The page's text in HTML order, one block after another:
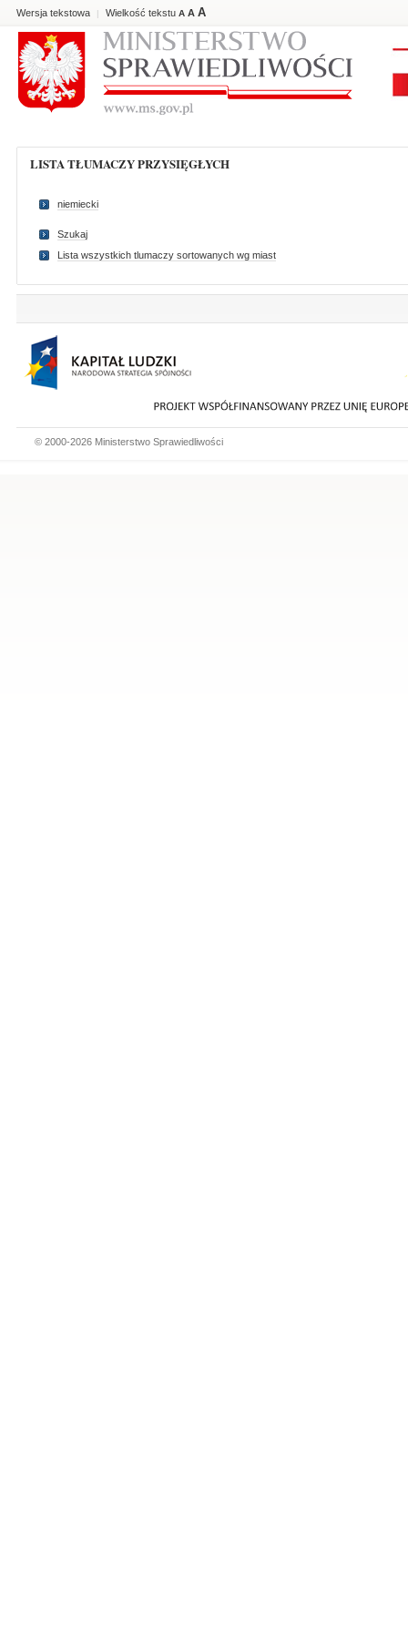
Wersja tekstowa | Wielkość tekstu A A A
LISTA TŁUMACZY PRZYSIĘGŁYCH
niemiecki
Szukaj
Lista wszystkich tlumaczy sortowanych wg miast
© 2000-2026 Ministerstwo Sprawiedliwości